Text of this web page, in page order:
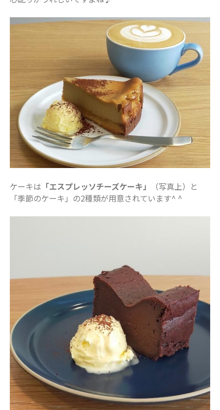
2019年5月
2019年4月
2019年3月
カテゴリー
お仕事
イベント
住まい
地域のお店
妊娠・出産
子どもの福祉（発達障がい・知的障が
家事・生活術
赤ちゃん・育児
食育
ケーキは 「エスプレッソチーズケーキ」
（写真上）と
「季節のケーキ」の2種類が用意されています^ ^